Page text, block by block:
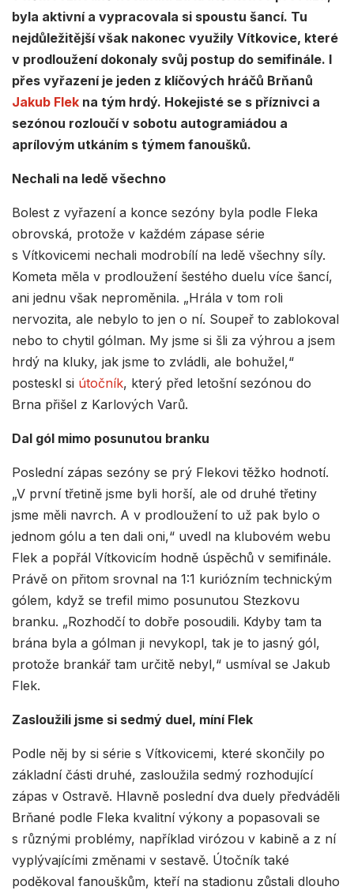
byla aktivní a vypracovala si spoustu šancí. Tu
nejdůležitější však nakonec využily Vítkovice, které
v prodloužení dokonaly svůj postup do semifinále. I
přes vyřazení je jeden z klíčových hráčů Brňanů
Jakub Flek na tým hrdý. Hokejisté se s příznivci a
sezónou rozloučí v sobotu autogramiádou a
aprílovým utkáním s týmem fanoušků.
Nechali na ledě všechno
Bolest z vyřazení a konce sezóny byla podle Fleka
obrovská, protože v každém zápase série
s Vítkovicemi nechali modrobílí na ledě všechny síly.
Kometa měla v prodloužení šestého duelu více šancí,
ani jednu však neproměnila. „Hrála v tom roli
nervozita, ale nebylo to jen o ní. Soupeř to zablokoval
nebo to chytil gólman. My jsme si šli za výhrou a jsem
hrdý na kluky, jak jsme to zvládli, ale bohužel,“
posteskl si útočník, který před letošní sezónou do
Brna přišel z Karlových Varů.
Dal gól mimo posunutou branku
Poslední zápas sezóny se prý Flekovi těžko hodnotí.
„V první třetině jsme byli horší, ale od druhé třetiny
jsme měli navrch. A v prodloužení to už pak bylo o
jednom gólu a ten dali oni,“ uvedl na klubovém webu
Flek a popřál Vítkovicím hodně úspěchů v semifinále.
Právě on přitom srovnal na 1:1 kuriózním technickým
gólem, když se trefil mimo posunutou Stezkovu
branku. „Rozhodčí to dobře posoudili. Kdyby tam ta
brána byla a gólman ji nevykopl, tak je to jasný gól,
protože brankář tam určitě nebyl,“ usmíval se Jakub
Flek.
Zasloužili jsme si sedmý duel, míní Flek
Podle něj by si série s Vítkovicemi, které skončily po
základní části druhé, zasloužila sedmý rozhodující
zápas v Ostravě. Hlavně poslední dva duely předváděli
Brňané podle Fleka kvalitní výkony a popasovali se
s různými problémy, například virózou v kabině a z ní
vyplývajícími změnami v sestavě. Útočník také
poděkoval fanouškům, kteří na stadionu zůstali dlouho